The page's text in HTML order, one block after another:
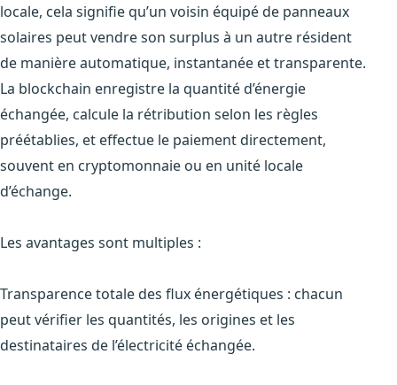
locale, cela signifie qu’un voisin équipé de panneaux
solaires peut vendre son surplus à un autre résident
de manière automatique, instantanée et transparente.
La blockchain enregistre la quantité d’énergie
échangée, calcule la rétribution selon les règles
préétablies, et effectue le paiement directement,
souvent en cryptomonnaie ou en unité locale
d’échange.
Les avantages sont multiples :
Transparence totale des flux énergétiques : chacun
peut vérifier les quantités, les origines et les
destinataires de l’électricité échangée.